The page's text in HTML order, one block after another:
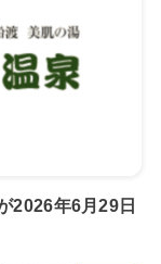
2026年6月29日